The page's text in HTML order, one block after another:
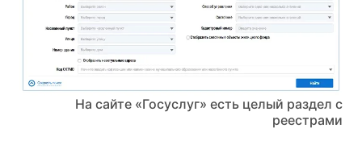
На сайте «Госуслуг» есть целый раздел с
реестрами